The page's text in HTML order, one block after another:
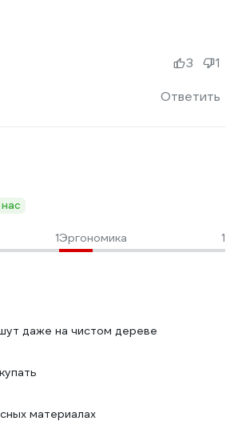
Ответить
3 1
1Эргономика 1
даже на чистом дереве
материалах